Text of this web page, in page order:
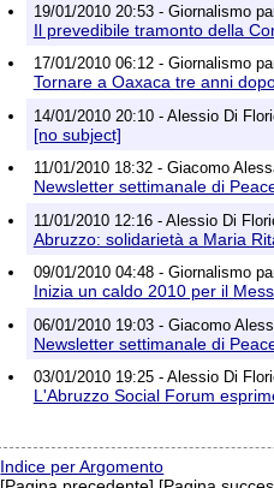
19/01/2010 20:53 - Giornalismo
Il prevedibile tramonto della
17/01/2010 06:12 - Giornalismo
Tornare a Oaxaca tre anni
14/01/2010 20:10 - Alessio Di
[no subject]
11/01/2010 18:32 - Giacomo
Newsletter settimanale di
11/01/2010 12:16 - Alessio Di
Abruzzo: solidarietà a Maria
09/01/2010 04:48 - Giornalismo
Inizia un caldo 2010 per il
06/01/2010 19:03 - Giacomo
Newsletter settimanale di
03/01/2010 19:25 - Alessio Di
L'Abruzzo Social Forum
Indice per Argomento